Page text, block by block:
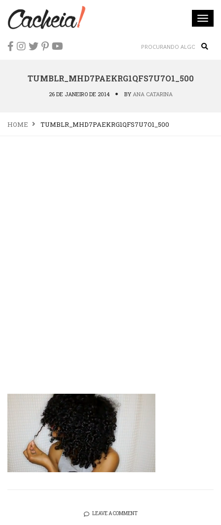
TUMBLR_MHD7PAEKRG1QFS7U7O1_500
26 DE JANEIRO DE 2014 BY ANA CATARINA
HOME TUMBLR_MHD7PAEKRG1QFS7U7O1_500
LEAVE A COMMENT